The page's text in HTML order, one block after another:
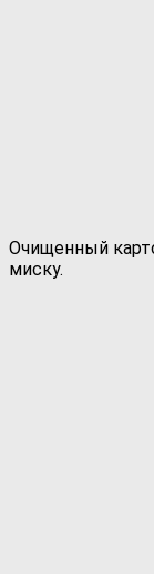
Очищенный
миску.